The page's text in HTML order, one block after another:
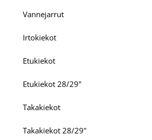
Vannejarrut
Irtokiekot
Etukiekot
Etukiekot 28/29"
Takakiekot
Takakiekot 28/29"